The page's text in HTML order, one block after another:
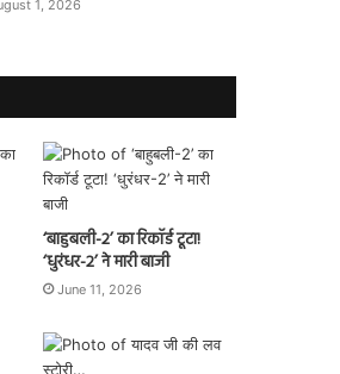
1, 2026
‘बाहुबली-2’ का रिकॉर्ड टूटा!
‘धुरंधर-2’ ने मारी बाजी
June 11, 2026